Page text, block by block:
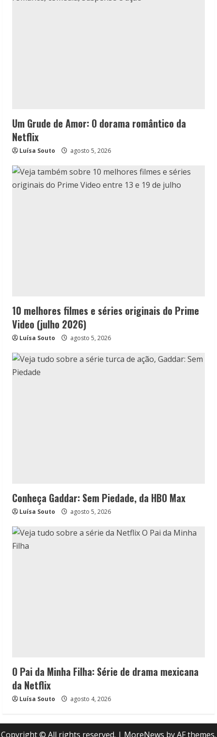
Um Grude de Amor: O dorama romântico da
Netflix
Luísa Souto agosto 5, 2026
10 melhores filmes e séries originais do Prime
Video (julho 2026)
Luísa Souto agosto 5, 2026
Conheça Gaddar: Sem Piedade, da HBO Max
Luísa Souto agosto 5, 2026
O Pai da Minha Filha: Série de drama mexicana
da Netflix
Luísa Souto agosto 4, 2026
Copyright © All rights reserved. | MoreNews by AF themes.